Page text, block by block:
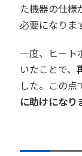
た機器の仕様
必要になりま
一度、ヒート
いたことで、
した。この点
に助けになり